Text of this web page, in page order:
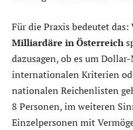
Für die Praxis bedeutet
Milliardäre in Österreich
dazusagen, ob es um
internationalen Kriterien
nationalen Reichenlisten
8 Personen, im weiteren
Einzelpersonen mit